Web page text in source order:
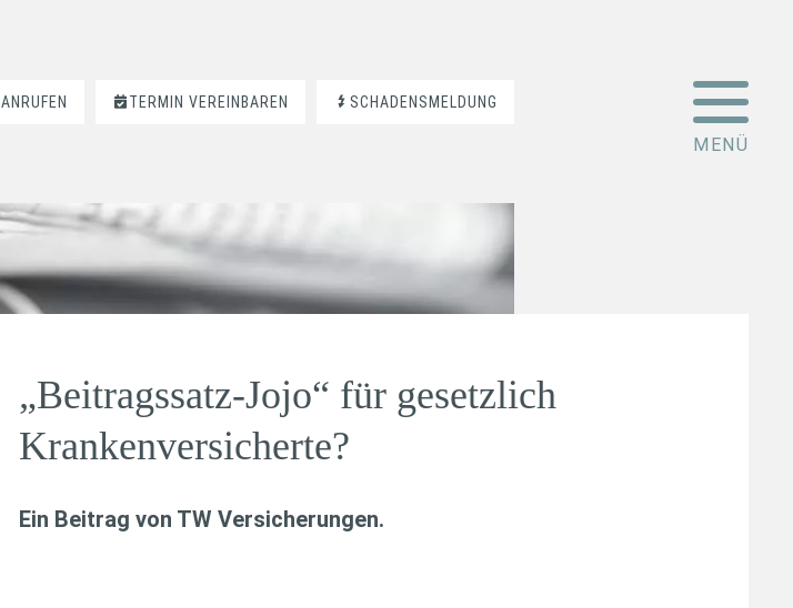
ANRUFEN TERMIN VEREINBAREN SCHADENSMELDUNG
„Beitragssatz-Jojo“ für gesetzlich
Krankenversicherte?
Ein Beitrag von TW Versicherungen.